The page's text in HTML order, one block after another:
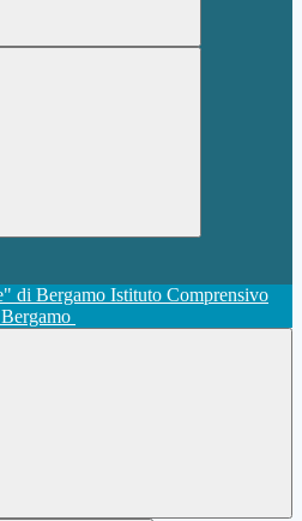
Istituto Comprensivo
Bergamo